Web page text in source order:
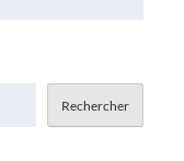
Rechercher